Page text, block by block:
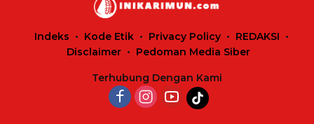
Indeks Kode Etik Privacy Policy
REDAKSI
Disclaimer
Pedoman Media Siber
Terhubung Dengan Kami